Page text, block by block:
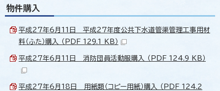
物件購入
平成27年6月11日 平成27年度公共下水道管渠管理工事用材
料（ふた）購入 （PDF 129.1 KB）
平成27年6月11日 消防団員活動服購入 （PDF 124.9 KB）
平成27年6月18日 用紙類（コピー用紙）購入 （PDF 124.2